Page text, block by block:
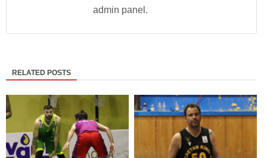
admin panel.
RELATED POSTS